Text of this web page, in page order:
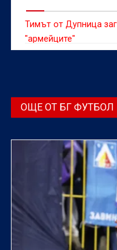
Тимът от Дупница
"армейците"
ОЩЕ ОТ БГ ФУТБОЛ